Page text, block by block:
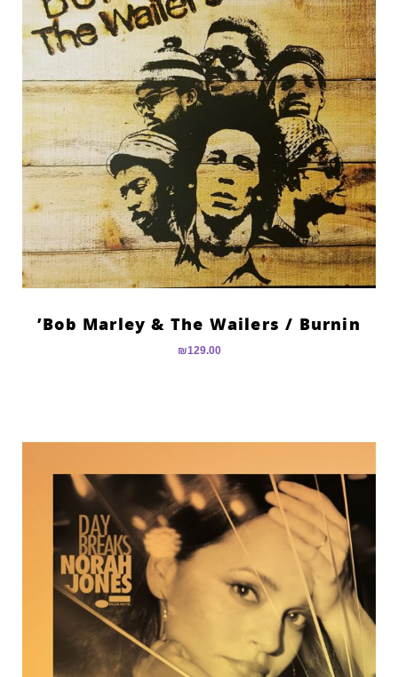
Bob Marley & The Wailers ‎/ Burnin’
₪129.00